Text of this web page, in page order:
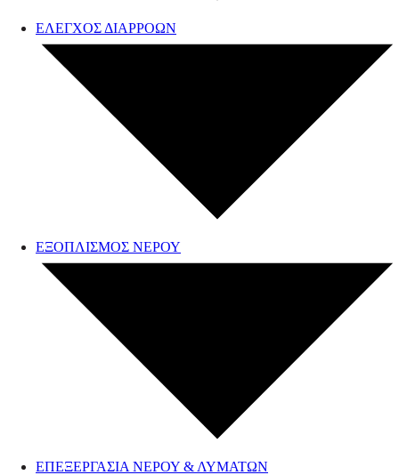
ΕΛΕΓΧΟΣ ΔΙΑΡΡΟΩΝ
ΕΞΟΠΛΙΣΜΟΣ ΝΕΡΟΥ
ΕΠΕΞΕΡΓΑΣΙΑ ΝΕΡΟΥ & ΛΥΜΑΤΩΝ